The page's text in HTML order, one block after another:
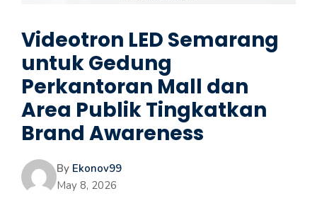
Videotron LED Semarang
untuk Gedung
Perkantoran Mall dan
Area Publik Tingkatkan
Brand Awareness
By Ekonov99
May 8, 2026